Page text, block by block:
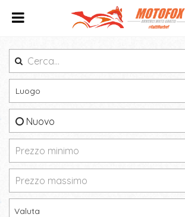
Luogo
Nuovo
Valuta